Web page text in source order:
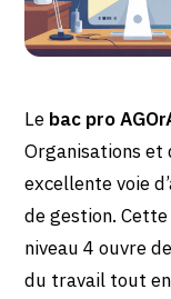
Le bac pro
Organisations
excellente voie
de gestion.
niveau 4 ouvre
du travail tout